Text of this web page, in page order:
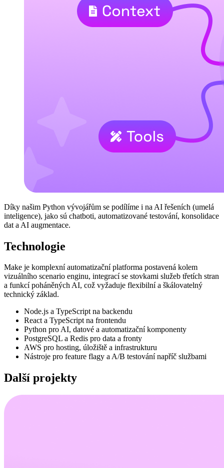
Díky našim Python vývojářům se podílíme i na AI řešeních (umelá
inteligence), jako sú chatboti, automatizované testování, konsolidace
dat a AI augmentace.
Technologie
Make je komplexní automatizační platforma postavená kolem
vizuálního scenario enginu, integrací se stovkami služeb třetích stran
a funkcí poháněných AI, což vyžaduje flexibilní a škálovatelný
technický základ.
Node.js a TypeScript na backendu
React a TypeScript na frontendu
Python pro AI, datové a automatizační komponenty
PostgreSQL a Redis pro data a fronty
AWS pro hosting, úložiště a infrastrukturu
Nástroje pro feature flagy a A/B testování napříč službami
Další projekty